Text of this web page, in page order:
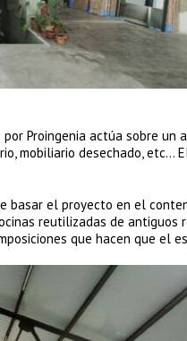
Proingenia actúa sobre
mobiliario desechado, etc…
basar el proyecto en el
reutilizadas de
que hacen que el